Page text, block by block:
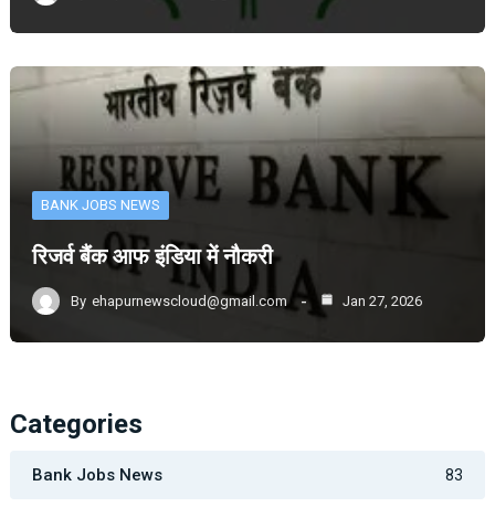
BANK JOBS NEWS
रिजर्व बैंक आफ इंडिया में नौकरी
By ehapurnewscloud@gmail.com Jan 27, 2026
Categories
Bank Jobs News 83